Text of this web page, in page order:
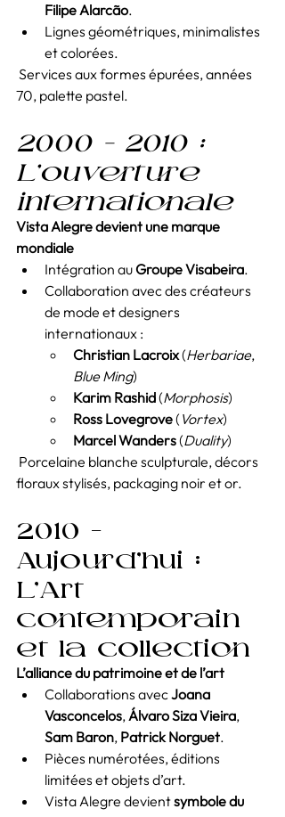
Filipe Alarcão.
Lignes géométriques, minimalistes
et colorées.
70, palette pastel.
2000 – 2010 :
L’ouverture
internationale
Vista Alegre devient une marque
mondiale
Intégration au Groupe Visabeira.
Collaboration avec des créateurs
de mode et designers
internationaux :
Christian Lacroix (Herbariae,
Blue Ming)
Karim Rashid (Morphosis)
Ross Lovegrove ( Vortex)
Marcel Wanders (Duality)
floraux stylisés, packaging noir et or.
2010 –
Aujourd’hui :
L’Art
contemporain
et la collection
L’alliance du patrimoine et de l’art
Collaborations avec Joana
Vasconcelos, Álvaro Siza Vieira,
Sam Baron, Patrick Norguet.
Pièces numérotées, éditions
limitées et objets d’art.
Vista Alegre devient symbole du